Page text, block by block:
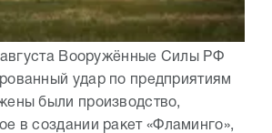
августа Вооружённые Силы РФ
удар по предприятиям
были производство,
в создании ракет «Фламинго»,